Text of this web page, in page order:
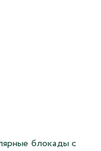
блокады с